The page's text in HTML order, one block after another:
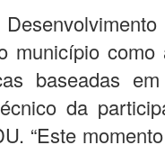
município
baseadas
da
“Este